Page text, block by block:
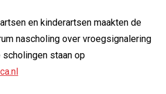
en kinderartsen maakten de
nascholing over vroegsignalering
staan op